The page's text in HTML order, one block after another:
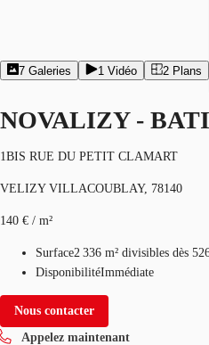
7 Galeries 1 Vidéo 2 Plans
NOVALIZY -
1BIS RUE DU PETIT CLAMART
VELIZY VILLACOUBLAY, 78140
140 € / m²
Surface2 336 m² divisibles dès
DisponibilitéImmédiate
Nous contacter
Appelez maintenant